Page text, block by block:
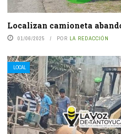
Localizan camioneta
01/06/2025 POR LA REDACCIÓN
LOCAL